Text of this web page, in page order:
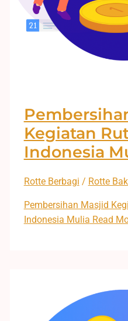
Kegiatan
Indonesia
Rotte Berbagi / Rotte
Pembersihan Masjid
Indonesia Mulia Read